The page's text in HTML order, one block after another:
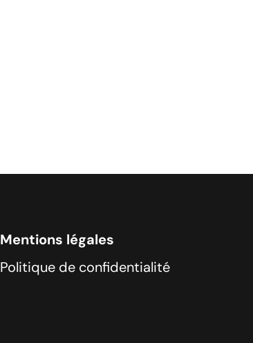
Mentions légales
Politique de confidentialité